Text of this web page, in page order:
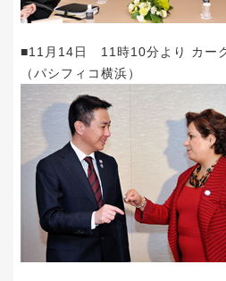
■11月14日 11時10分より カー
（パシフィコ横浜）